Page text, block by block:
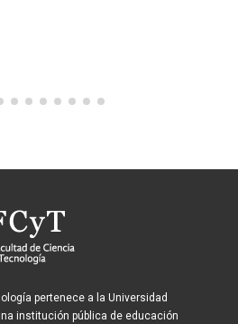
pertenece a la Universidad
institución pública de educación